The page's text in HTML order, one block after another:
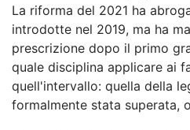
La riforma del 2021 ha
introdotte nel 2019, ma ha
prescrizione dopo il primo
quale disciplina applicare ai
quell'intervallo: quella della
formalmente stata superata,